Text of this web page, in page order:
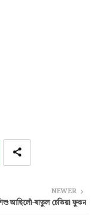
NEWER
আছিলোঁ-ৰাতুল চেতিয়া ফুকন